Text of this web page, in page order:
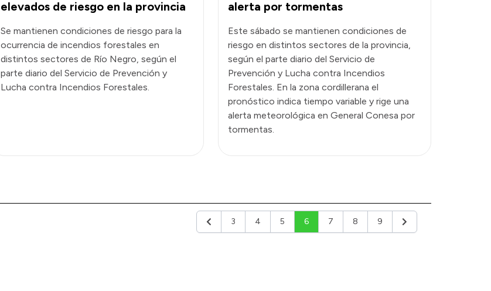
elevados de riesgo en la provincia
Se mantienen condiciones de riesgo para la
ocurrencia de incendios forestales en
distintos sectores de Río Negro, según el
parte diario del Servicio de Prevención y
Lucha contra Incendios Forestales.
alerta por tormentas
Este sábado se mantienen condiciones de
riesgo en distintos sectores de la provincia,
según el parte diario del Servicio de
Prevención y Lucha contra Incendios
Forestales. En la zona cordillerana el
pronóstico indica tiempo variable y rige una
alerta meteorológica en General Conesa por
tormentas.
Anterior
3 4 5 6 7 8 9 Siguiente